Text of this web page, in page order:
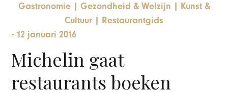
Gastronomie Gezondheid & Welzijn
Kunst &
Cultuur
Restaurantgids
- 12 januari 2016
Michelin gaat
restaurants boeken